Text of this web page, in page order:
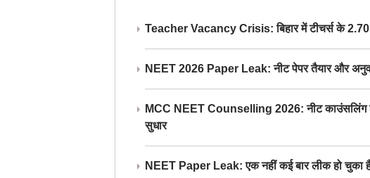
Teacher Vacancy Crisis: बिहार में टीचर्स के 2.70
NEET 2026 Paper Leak: नीट पेपर तैयार और
MCC NEET Counselling 2026: नीट काउंसलिंग
सुधार
NEET Paper Leak: एक नहीं कई बार लीक हो चुका